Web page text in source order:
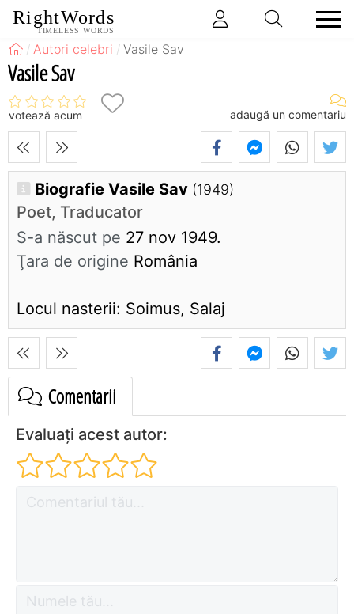
RightWords
TIMELESS WORDS
Autori celebri Vasile Sav
Vasile Sav
votează acum adaugă un comentariu
Biografie Vasile Sav (1949)
Poet, Traducator
S-a născut pe 27 nov 1949.
Ţara de origine România
Locul nasterii: Soimus, Salaj
Comentarii
Evaluați acest autor: